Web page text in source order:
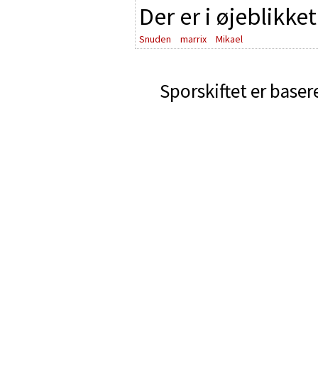
Der er i
Snuden marrix Mikael
Sporskiftet er